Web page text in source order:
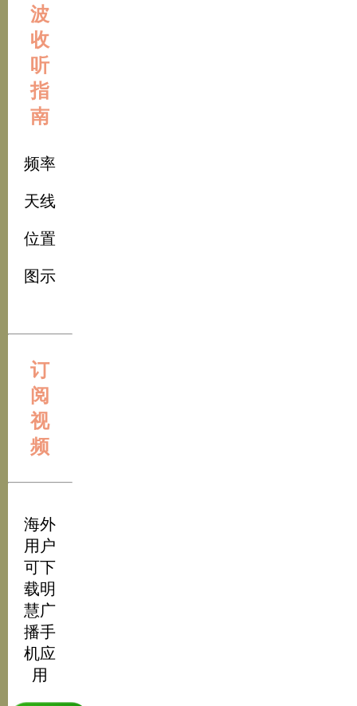
波
收
听
指
南
频率
天线
位置
图示
订
阅
视
频
海外
用户
可下
载明
慧广
播手
机应
用